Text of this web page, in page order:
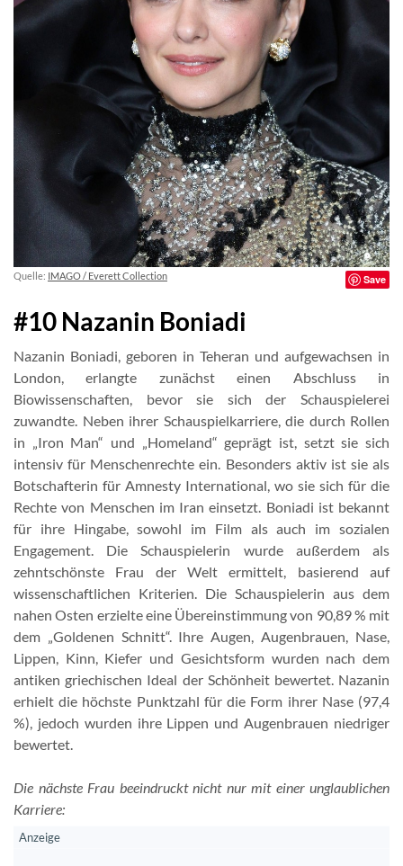
Quelle: IMAGO / Everett Collection Save
#10 Nazanin Boniadi
Nazanin Boniadi, geboren in Teheran und aufgewachsen in
London, erlangte zunächst einen Abschluss in
Biowissenschaften, bevor sie sich der Schauspielerei
zuwandte. Neben ihrer Schauspielkarriere, die durch Rollen
in „Iron Man“ und „Homeland“ geprägt ist, setzt sie sich
intensiv für Menschenrechte ein. Besonders aktiv ist sie als
Botschafterin für Amnesty International, wo sie sich für die
Rechte von Menschen im Iran einsetzt. Boniadi ist bekannt
für ihre Hingabe, sowohl im Film als auch im sozialen
Engagement. Die Schauspielerin wurde außerdem als
zehntschönste Frau der Welt ermittelt, basierend auf
wissenschaftlichen Kriterien. Die Schauspielerin aus dem
nahen Osten erzielte eine Übereinstimmung von 90,89 % mit
dem „Goldenen Schnitt“. Ihre Augen, Augenbrauen, Nase,
Lippen, Kinn, Kiefer und Gesichtsform wurden nach dem
antiken griechischen Ideal der Schönheit bewertet. Nazanin
erhielt die höchste Punktzahl für die Form ihrer Nase (97,4
%), jedoch wurden ihre Lippen und Augenbrauen niedriger
bewertet.
Die nächste Frau beeindruckt nicht nur mit einer unglaublichen
Karriere: